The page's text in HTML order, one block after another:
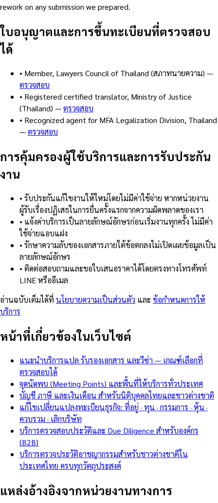
rework on any submission we prepared.
ใบอนุญาตและการขึ้นทะเบียนที่ตรวจสอบ
ได้
• Member, Lawyers Council of Thailand (สภาทนายความ) —
ตรวจสอบ
• Registered certified translator, Ministry of Justice
(Thailand) —ตรวจสอบ
• Recognized agent for MFA Legalization Division, Thailand
—ตรวจสอบ
การคุ้มครองผู้ใช้บริการและการรับประกัน
งาน
• รับประกันแก้ไขงานให้ใหม่โดยไม่มีค่าใช้จ่าย หากหน่วยงาน
ผู้รับเรื่องปฏิเสธในการยื่นครั้งแรกจากความผิดพลาดของเรา
• แจ้งค่าบริการเป็นลายลักษณ์อักษรก่อนเริ่มงานทุกครั้ง ไม่มีค่า
ใช้จ่ายแอบแฝง
• รักษาความลับของเอกสารภายใต้ข้อตกลงไม่เปิดเผยข้อมูลเป็น
ลายลักษณ์อักษร
• ติดต่อสอบถามและขอใบเสนอราคาได้โดยตรงทางโทรศัพท์
LINE หรืออีเมล
อ่านฉบับเต็มได้ที่ นโยบายความเป็นส่วนตัว และ ข้อกำหนดการให้
บริการ
หน้าที่เกี่ยวข้องในเว็บไซต์
แนะนำบริการแปล รับรองเอกสาร และวีซ่า — เกณฑ์เลือกที่
ตรวจสอบได้
จุดนัดพบ (Meeting Points) และพื้นที่ให้บริการทั่วประเทศ
บัญชี ภาษี และเงินเดือน สำหรับนิติบุคคลไทยและชาวต่างชาติ
แก้ไขเปลี่ยนแปลงทะเบียนธุรกิจ: ที่อยู่ · ทุน · กรรมการ · หุ้น ·
ควบรวม · เลิกบริษัท
บริการตรวจสอบประวัติและ Due Diligence สำหรับองค์กร
(B2B)
บริการตรวจประวัติอาชญากรรมสำหรับชาวต่างชาติใน
ประเทศไทย ครบทุกวัตถุประสงค์
แหล่งอ้างอิงจากหน่วยงานทางการ